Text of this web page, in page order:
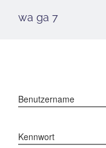
wa ga 7
Benutzername
Kennwort